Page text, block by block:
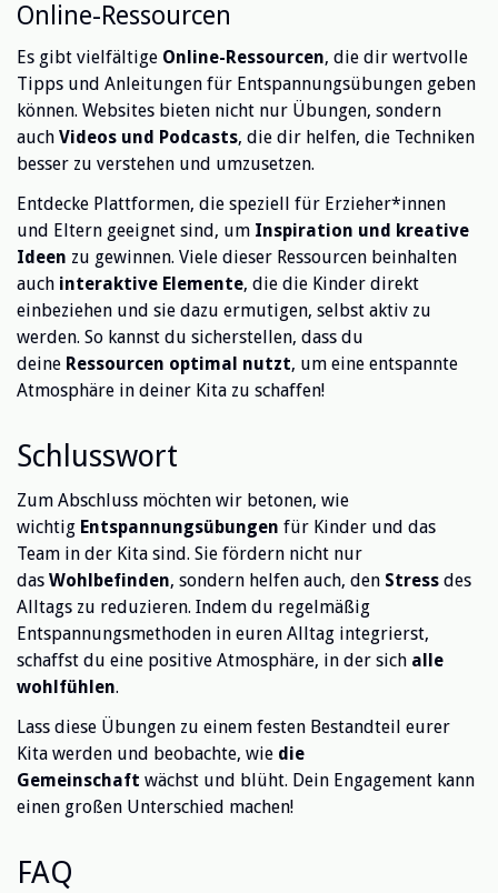
Online-Ressourcen
Es gibt vielfältige Online-Ressourcen, die dir wertvolle
Tipps und Anleitungen für Entspannungsübungen geben
können. Websites bieten nicht nur Übungen, sondern
auch Videos und Podcasts, die dir helfen, die Techniken
besser zu verstehen und umzusetzen.
Entdecke Plattformen, die speziell für Erzieher*innen
und Eltern geeignet sind, um Inspiration und kreative
Ideen zu gewinnen. Viele dieser Ressourcen beinhalten
auch interaktive Elemente, die die Kinder direkt
einbeziehen und sie dazu ermutigen, selbst aktiv zu
werden. So kannst du sicherstellen, dass du
deine Ressourcen optimal nutzt, um eine entspannte
Atmosphäre in deiner Kita zu schaffen!
Schlusswort
Zum Abschluss möchten wir betonen, wie
wichtig Entspannungsübungen für Kinder und das
Team in der Kita sind. Sie fördern nicht nur
das Wohlbefinden, sondern helfen auch, den Stress des
Alltags zu reduzieren. Indem du regelmäßig
Entspannungsmethoden in euren Alltag integrierst,
schaffst du eine positive Atmosphäre, in der sich alle
wohlfühlen.
Lass diese Übungen zu einem festen Bestandteil eurer
Kita werden und beobachte, wie die
Gemeinschaft wächst und blüht. Dein Engagement kann
einen großen Unterschied machen!
FAQ